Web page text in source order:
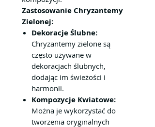
Zastosowanie Chryzantemy
Zielonej:
Dekoracje Ślubne:
Chryzantemy zielone są
często używane w
dekoracjach ślubnych,
dodając im świeżości i
harmonii.
Kompozycje Kwiatowe:
Można je wykorzystać do
tworzenia oryginalnych